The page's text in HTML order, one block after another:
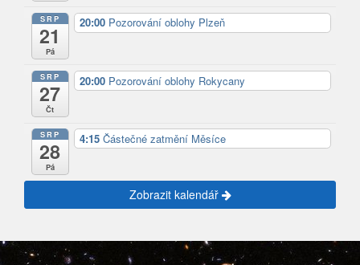
SRP
21
Pá
20:00 Pozorování oblohy Plzeň
SRP
27
Čt
20:00 Pozorování oblohy Rokycany
SRP
28
Pá
4:15 Částečné zatmění Měsíce
Zobrazit kalendář